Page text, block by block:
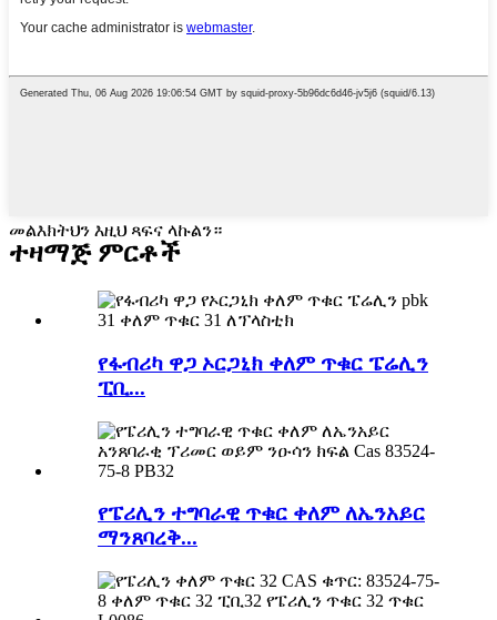
መልእክትህን እዚህ ጻፍና ላኩልን።
ተዛማጅ ምርቶች
የፋብሪካ ዋጋ ኦርጋኒክ ቀለም ጥቁር ፔሬሊን
ፒቢ...
የፔሪሊን ተግባራዊ ጥቁር ቀለም ለኤንአይር
ማንጸባረቅ...